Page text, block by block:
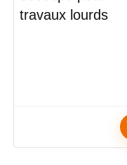
travaux lourds